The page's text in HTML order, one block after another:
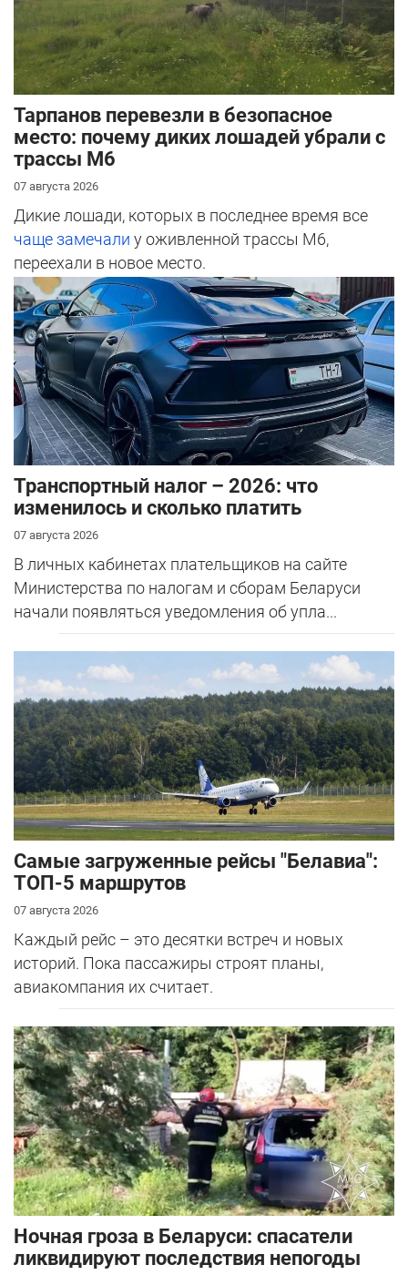
Тарпанов перевезли в безопасное
место: почему диких лошадей убрали с
трассы М6
07 августа 2026
Дикие лошади, которых в последнее время все
чаще замечали у оживленной трассы М6,
переехали в новое место.
Транспортный налог – 2026: что
изменилось и сколько платить
07 августа 2026
В личных кабинетах плательщиков на сайте
Министерства по налогам и сборам Беларуси
начали появляться уведомления об упла...
Самые загруженные рейсы "Белавиа":
ТОП-5 маршрутов
07 августа 2026
Каждый рейс – это десятки встреч и новых
историй. Пока пассажиры строят планы,
авиакомпания их считает.
Ночная гроза в Беларуси: спасатели
ликвидируют последствия непогоды